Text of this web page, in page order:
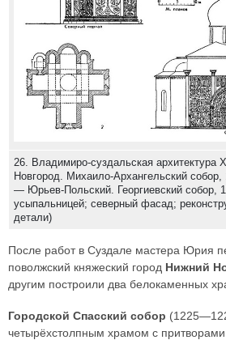
26. Владимиро-суздальская
Новгород. Михаило-Архангельский
— Юрьев-Польский. Георгиевский собор,
усыпальницей; северный фасад;
детали)
После работ в Суздале мастера Юрия
поволжский княжеский город Нижний
другим построили два белокаменных
Городской Спасский собор
четырёхстолпным храмом с притворами